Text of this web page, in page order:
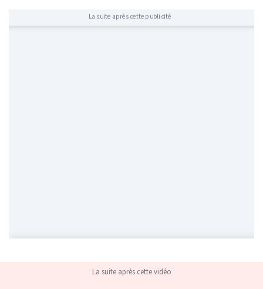
La suite après cette publicité
La suite après cette vidéo